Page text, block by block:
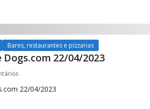
Bares, restaurantes e pizzarias
22/04/2023
22/04/2023